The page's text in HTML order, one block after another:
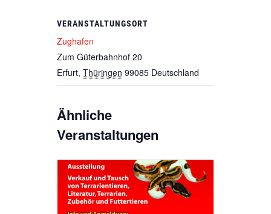
VERANSTALTUNGSORT
Zughafen
Zum Güterbahnhof 20
Erfurt, Thüringen 99085 Deutschland
Ähnliche
Veranstaltungen